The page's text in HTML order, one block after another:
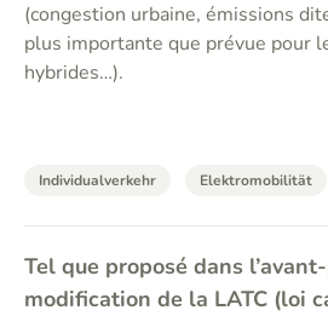
(congestion urbaine, émissions
plus importante que prévue pour
hybrides…).
Individualverkehr Elektromobilität
Tel que proposé dans
modification de la LATC (loi